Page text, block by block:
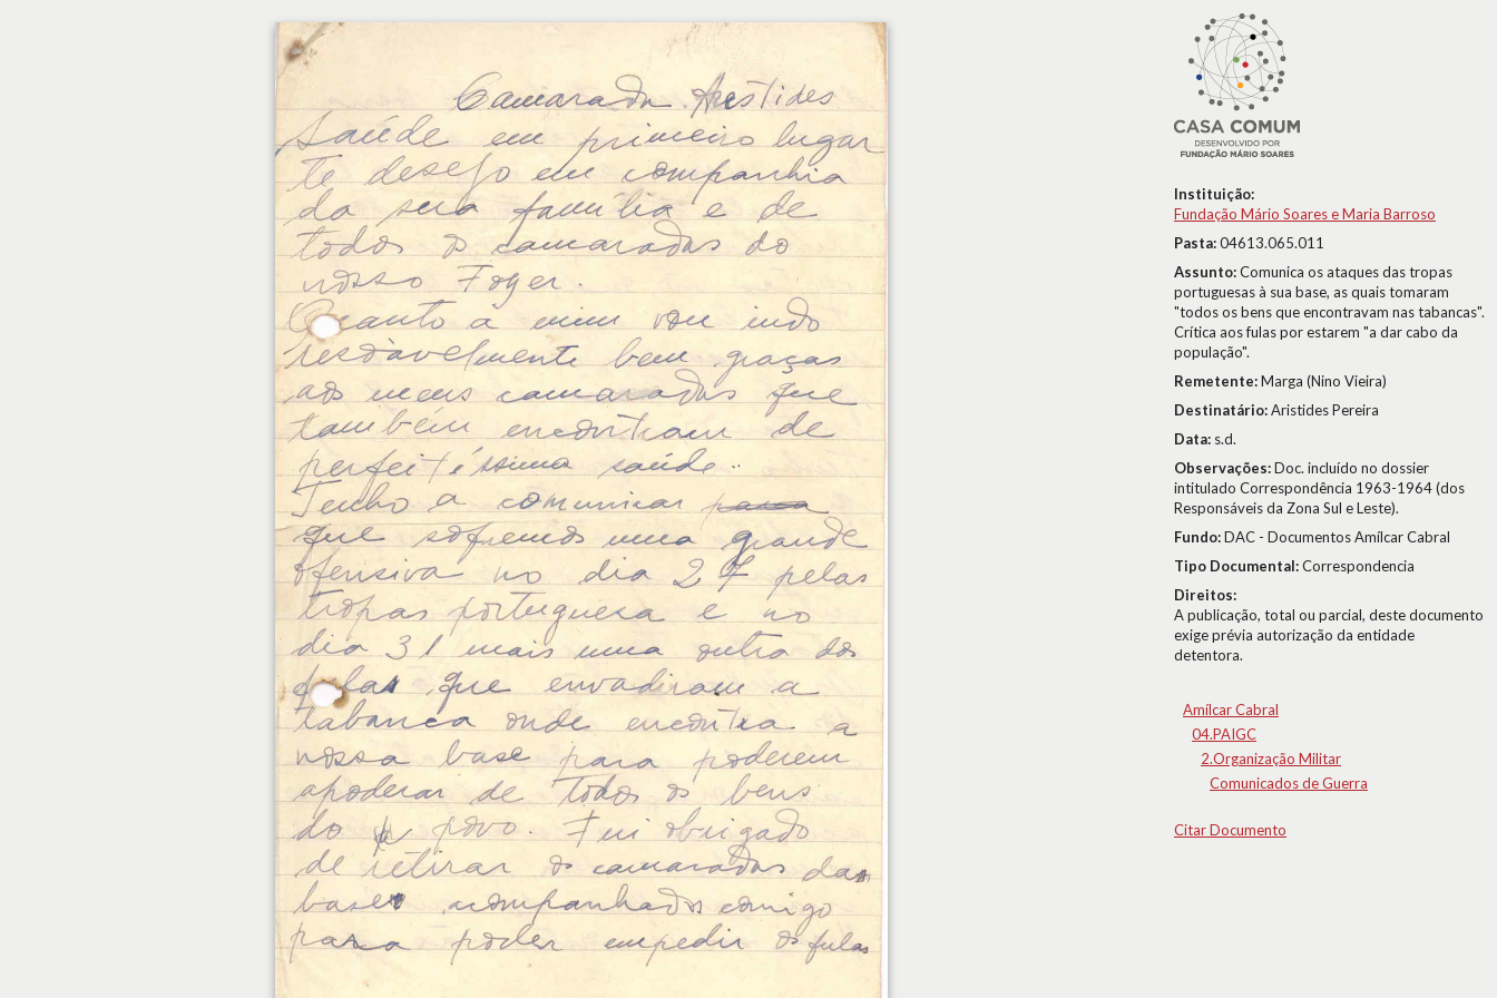
Instituição:
Fundação Mário Soares e Maria Barroso
Pasta:04613.065.011
Assunto:Comunica os ataques das tropas
portuguesas à sua base, as quais tomaram
"todos os bens que encontravam nas tabancas".
Crítica aos fulas por estarem "a dar cabo da
população".
Remetente:Marga (Nino Vieira)
Destinatário:Aristides Pereira
Data: s.d.
Observações:Doc. incluído no dossier
intitulado Correspondência 1963-1964 (dos
Responsáveis da Zona Sul e Leste).
Fundo:DAC - Documentos Amílcar Cabral
Tipo Documental:Correspondencia
Direitos:
A publicação, total ou parcial, deste documento
exige prévia autorização da entidade
detentora.
Amílcar Cabral
04.PAIGC
2.Organização Militar
Comunicados de Guerra
Citar Documento